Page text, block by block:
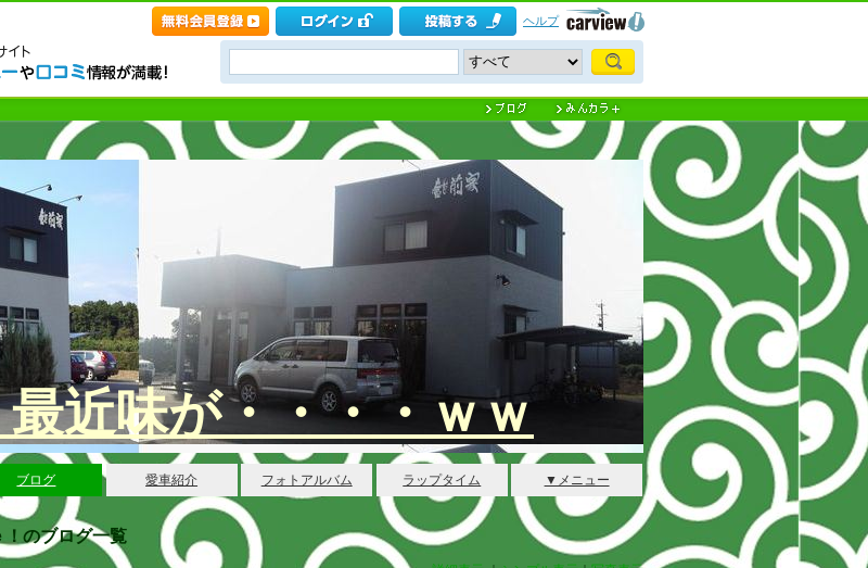
ヘルプ
近味が・・・・ｗｗ
ブログ 愛車紹介 フォトアルバム ラップタイム ▼メニュー
！のブログ一覧